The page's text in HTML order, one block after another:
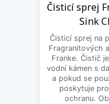
Čisticí sprej
Sink
Čisticí sprej na
Fragranitových
Franke. Čistič
vodní kámen s
a pokud se
poskytuje
ochranu.